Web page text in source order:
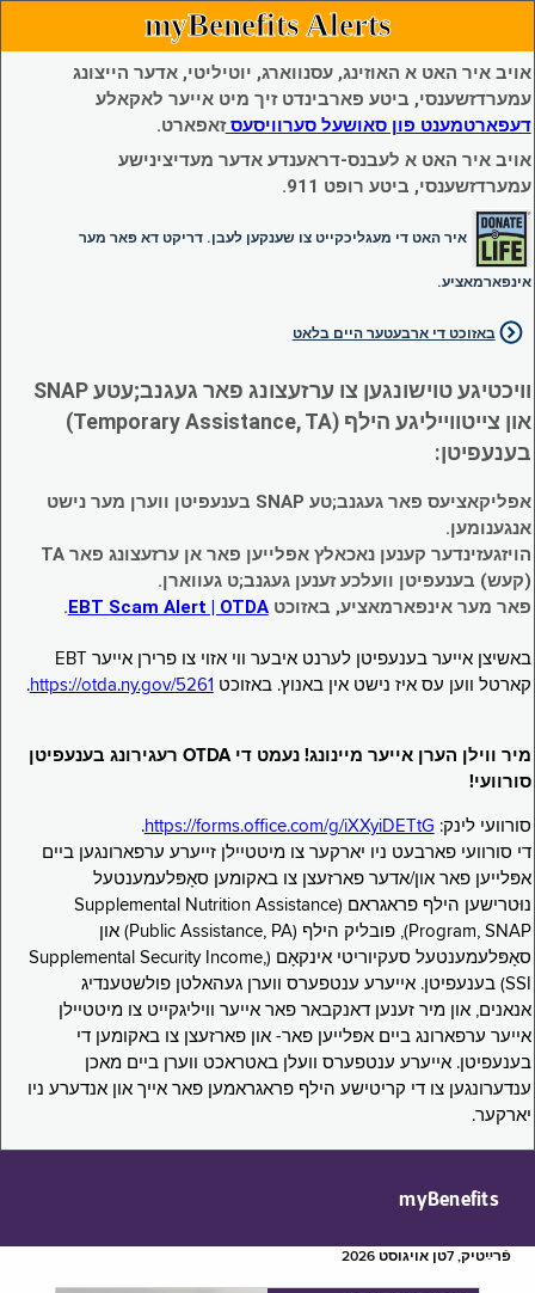
myBenefits Alerts
אויב איר האט א האוזינג, עסנווארג, יוטיליטי, אדער הייצונג
עמערדזשענסי, ביטע פארבינדט זיך מיט אייער לאקאלע
דעפארטמענט פון סאושעל סערוויסעסזאפארט.
אויב איר האט א לעבנס-דראענדע אדער מעדיצינישע
עמערדזשענסי, ביטע רופט 911.
איר האט די מעגליכקייט צו שענקען לעבן. דריקט דא פאר מער
אינפארמאציע.
באזוכט די ארבעטער היים בלאט
וויכטיגע טוישונגען צו ערזעצונג פאר געגנב;עטע SNAP
און צייטווייליגע הילף (Temporary Assistance, TA)
בענעפיטן:
אפליקאציעס פאר געגנב;טע SNAP בענעפיטן ווערן מער נישט
אנגענומען.
הויזגעזינדער קענען נאכאלץ אפּלייען פאר אן ערזעצונג פאר TA
(קעש) בענעפיטן וועלכע זענען געגנב;ט געווארן.
פאר מער אינפארמאציע, באזוכטEBT Scam Alert | OTDA
.
באשיצן אייער בענעפיטן לערנט איבער ווי אזוי צו פרירן אייער EBT
קארטל ווען עס איז נישט אין באנוץ. באזוכט https://otda.ny.gov/5261
.
מיר ווילן הערן אייער מיינונג! נעמט די OTDA רעגירונג בענעפיטן
סורוועי!
סורוועי לינק: https://forms.office.com/g/iXXyiDETtG
.
די סורוועי פארבעט ניו יארקער צו מיטטיילן זייערע ערפארונגען ביים
אפּלייען פאר און/אדער פארזעצן צו באקומען סאָפּלעמענטעל
נוּטרישען הילף פראגראם (Supplemental Nutrition Assistance
Program, SNAP), פובליק הילף (Public Assistance, PA) און
סאָפּלעמענטעל סעקיוריטי אינקאָם (Supplemental Security Income,
SSI) בענעפיטן. אייערע ענטפערס ווערן געהאלטן פולשטענדיג
אנאנים, און מיר זענען דאנקבאר פאר אייער וויליגקייט צו מיטטיילן
אייער ערפארונג ביים אפּלייען פאר- און פארזעצן צו באקומען די
בענעפיטן. אייערע ענטפערס וועלן באטראכט ווערן ביים מאכן
ענדערונגען צו די קריטישע הילף פראגראמען פאר אייך און אנדערע ניו
יארקער.
myBenefits
פֿרײַטיק, 7טן אויגוסט 2026